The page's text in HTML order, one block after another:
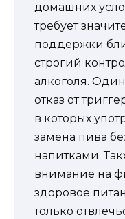
домашних
требует
поддержки
строгий
алкоголя.
отказ от
в которых
замена пива
напитками.
внимание на
здоровое
только